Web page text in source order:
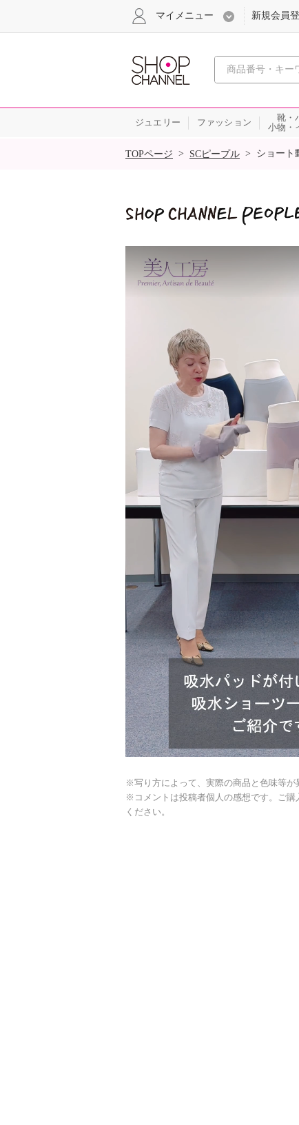
心おど
マイメニュー 新規会員
ジュエリー ファッション
靴・
小物・
SALE
TOPページ > SCピープル > ショート
※写り方によって、実際の商品と色味等が
※コメントは投稿者個人の感想です。ご購
ください。